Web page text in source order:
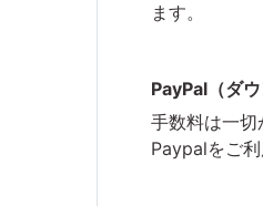
ます。
PayPal（ダ
手数料は一
Paypalをご